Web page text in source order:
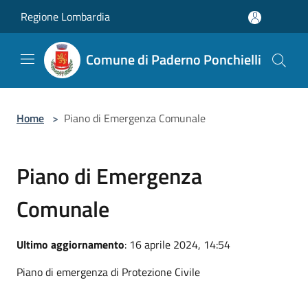
Regione Lombardia
Comune di Paderno Ponchielli
Home > Piano di Emergenza Comunale
Piano di Emergenza
Comunale
Ultimo aggiornamento: 16 aprile 2024, 14:54
Piano di emergenza di Protezione Civile